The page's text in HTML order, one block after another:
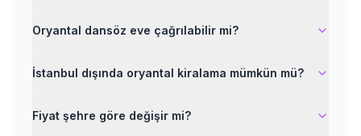
Oryantal dansöz eve çağrılabilir mi?
İstanbul dışında oryantal kiralama mümkün mü?
Fiyat şehre göre değişir mi?